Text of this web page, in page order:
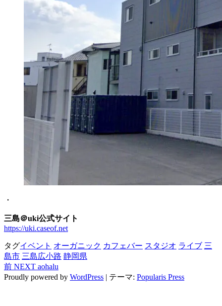
・
三島＠uki公式サイト
https://uki.caseof.net
タグイベント オーガニック カフェバー スタジオ ライブ 三
島市 三島広小路 静岡県
投
過
去
前 NEXT aohalu
Proudly powered by WordPress | テーマ: Popularis Press